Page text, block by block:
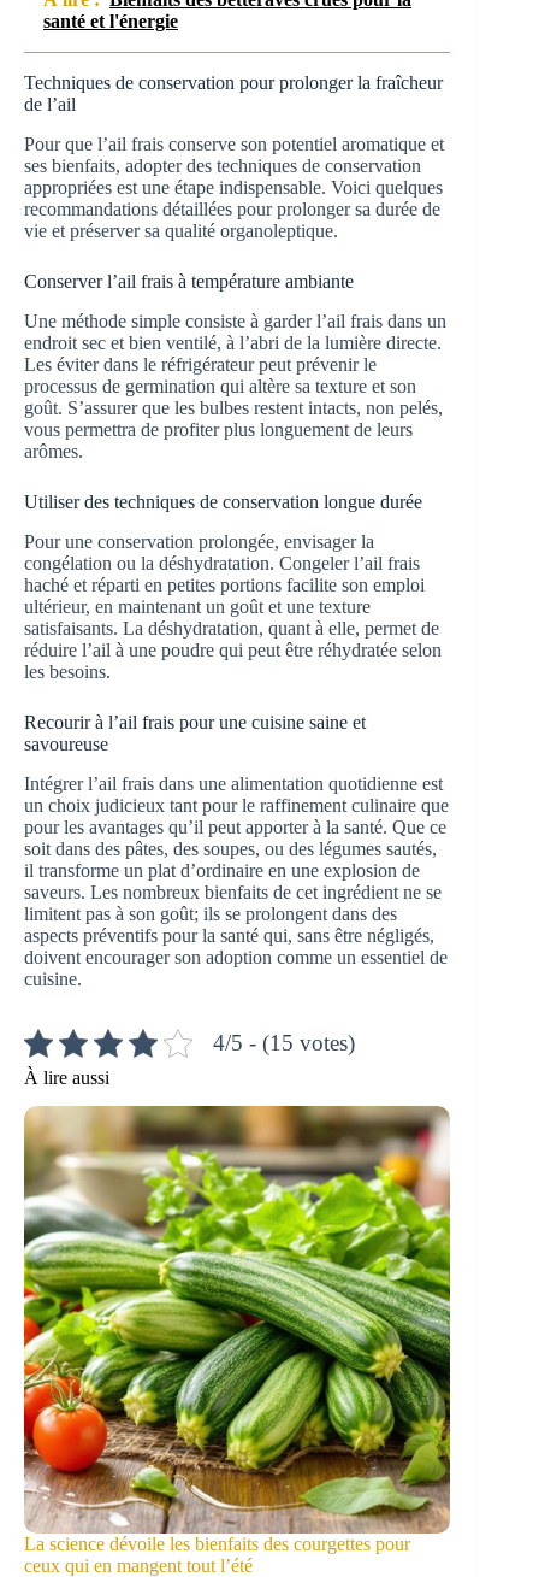
santé et l'énergie
Techniques de conservation pour prolonger la fraîcheur
de l’ail
Pour que l’ail frais conserve son potentiel aromatique et
ses bienfaits, adopter des techniques de conservation
appropriées est une étape indispensable. Voici quelques
recommandations détaillées pour prolonger sa durée de
vie et préserver sa qualité organoleptique.
Conserver l’ail frais à température ambiante
Une méthode simple consiste à garder l’ail frais dans un
endroit sec et bien ventilé, à l’abri de la lumière directe.
Les éviter dans le réfrigérateur peut prévenir le
processus de germination qui altère sa texture et son
goût. S’assurer que les bulbes restent intacts, non pelés,
vous permettra de profiter plus longuement de leurs
arômes.
Utiliser des techniques de conservation longue durée
Pour une conservation prolongée, envisager la
congélation ou la déshydratation. Congeler l’ail frais
haché et réparti en petites portions facilite son emploi
ultérieur, en maintenant un goût et une texture
satisfaisants. La déshydratation, quant à elle, permet de
réduire l’ail à une poudre qui peut être réhydratée selon
les besoins.
Recourir à l’ail frais pour une cuisine saine et
savoureuse
Intégrer l’ail frais dans une alimentation quotidienne est
un choix judicieux tant pour le raffinement culinaire que
pour les avantages qu’il peut apporter à la santé. Que ce
soit dans des pâtes, des soupes, ou des légumes sautés,
il transforme un plat d’ordinaire en une explosion de
saveurs. Les nombreux bienfaits de cet ingrédient ne se
limitent pas à son goût; ils se prolongent dans des
aspects préventifs pour la santé qui, sans être négligés,
doivent encourager son adoption comme un essentiel de
cuisine.
4/5 - (15 votes)
À lire aussi
La science dévoile les bienfaits des courgettes pour
ceux qui en mangent tout l’été